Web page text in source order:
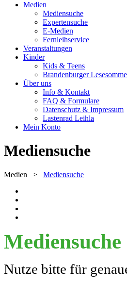
Medien
Mediensuche
Expertensuche
E-Medien
Fernleihservice
Veranstaltungen
Kinder
Kids & Teens
Brandenburger
Über uns
Info & Kontakt
FAQ & Formulare
Datenschutz & Impressum
Lastenrad Leihla
Mein Konto
Mediensuche
Medien > Mediensuche
Mediensuche
Nutze bitte für